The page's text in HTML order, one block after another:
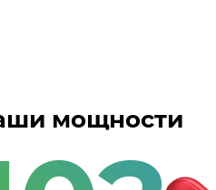
мощности